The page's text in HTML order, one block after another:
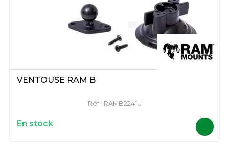
VENTOUSE RAM B
Réf : RAMB2241U
En stock